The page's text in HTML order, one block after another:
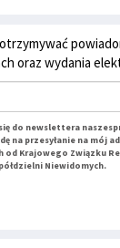
oraz wydania
do newslettera
na przesyłanie na mój
od Krajowego Związku
Niewidomych.